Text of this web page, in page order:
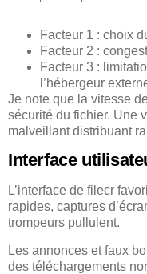
Facteur 1 : choix
Facteur 2 :
Facteur 3 :
l’hébergeur
Je note que la vitesse
sécurité du fichier. Une
malveillant distribuant
Interface
L’interface de filecr
rapides, captures
trompeurs pullulent.
Les annonces et faux
des téléchargements